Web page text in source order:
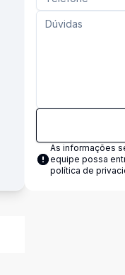
As informações
equipe possa
política de